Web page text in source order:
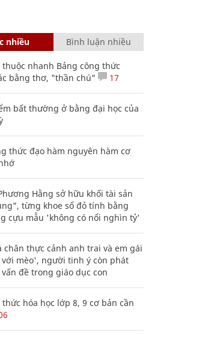
nhiều Bình luận nhiều
thuộc nhanh Bảng công thức
bằng thơ, "thần chú"
17
bất thường ở bằng đại học của
thức đạo hàm nguyên hàm cơ
Hằng sở hữu khối tài sản
từng khoe sổ đỏ tính bằng
cựu mẫu 'không có nổi nghìn tỷ'
chân thực cảnh anh trai và em gái
mèo', người tinh ý còn phát
đề trong giáo dục con
thức hóa học lớp 8, 9 cơ bản cần